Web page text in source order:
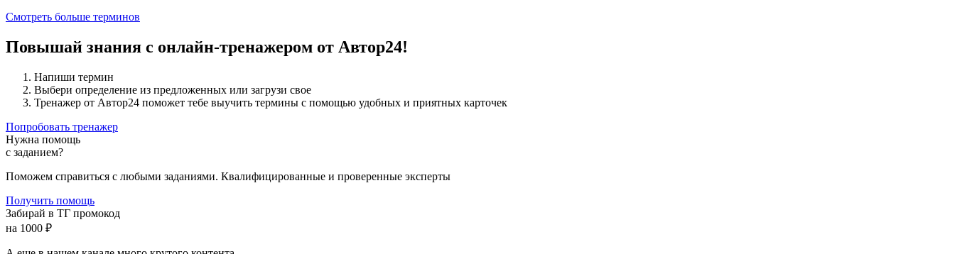
Смотреть больше терминов
Повышай знания с онлайн-тренажером от Автор24!
Напиши термин
Выбери определение из предложенных или загрузи свое
Тренажер от Автор24 поможет тебе выучить термины с помощью удобных и приятных карточек
Попробовать тренажер
Нужна помощь
с заданием?
Поможем справиться с любыми заданиями. Квалифицированные и проверенные эксперты
Получить помощь
Забирай в ТГ промокод
на 1000 ₽